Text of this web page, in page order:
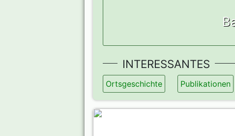
INTERESSANTES
Ortsgeschichte Publikationen